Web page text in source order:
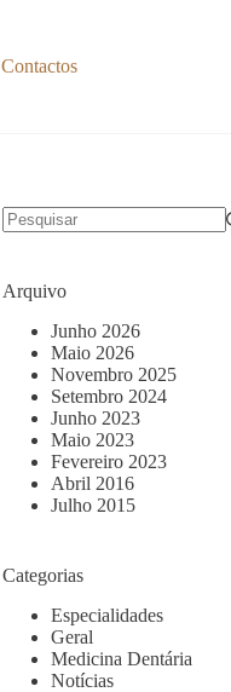
Contactos
Arquivo
Junho 2026
Maio 2026
Novembro 2025
Setembro 2024
Junho 2023
Maio 2023
Fevereiro 2023
Abril 2016
Julho 2015
Categorias
Especialidades
Geral
Medicina Dentária
Notícias